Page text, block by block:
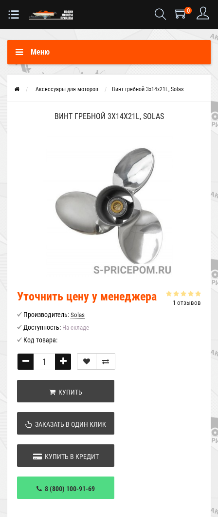
0
Меню
Аксессуары для моторов Винт гребной 3x14x21L, Solas
ВИНТ ГРЕБНОЙ 3X14X21L, SOLAS
1 отзывов
Уточнить цену у менеджера
Производитель: Solas
Доступность: На складе
Код товара:
КУПИТЬ
ЗАКАЗАТЬ В ОДИН КЛИК
КУПИТЬ В КРЕДИТ
8 (800) 100-91-69